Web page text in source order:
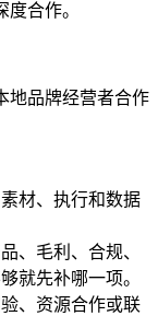
合作。
地品牌经营者合作
材、执行和数据
、毛利、合规、
就先补哪一项。
、资源合作或联